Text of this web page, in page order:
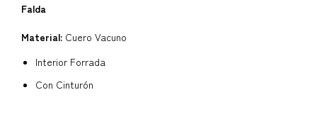
Falda
Material: Cuero Vacuno
Interior Forrada
Con Cinturón